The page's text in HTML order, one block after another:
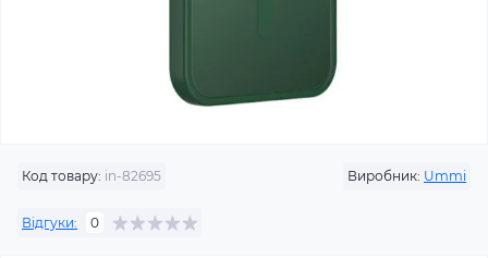
Код товару: in-82695 Виробник: Ummi
Відгуки: 0